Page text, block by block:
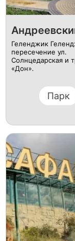
Геленджик
пересечение ул.
Солнцедарская и
«Дон».
Парк